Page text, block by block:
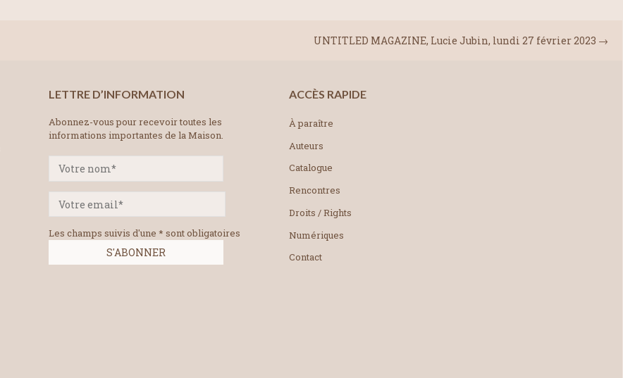
UNTITLED MAGAZINE, Lucie Jubin, lundi 27 février 2023 →
LETTRE D’INFORMATION
Abonnez-vous pour recevoir toutes les
informations importantes de la Maison.
Les champs suivis d'une * sont obligatoires
ACCÈS RAPIDE
À paraître
Auteurs
Catalogue
Rencontres
Droits / Rights
Numériques
Contact